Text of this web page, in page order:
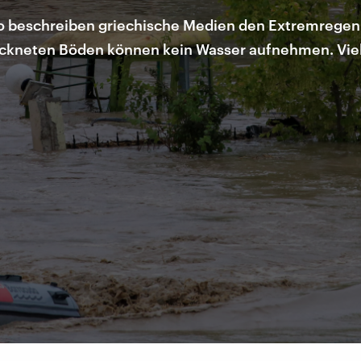
beschreiben griechische Medien den
Böden können kein Wasser aufnehmen.